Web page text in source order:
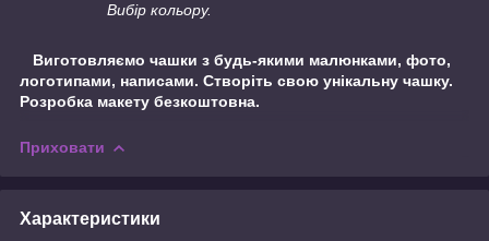
Вибір кольору.
Виготовляємо чашки з будь-якими малюнками, фото,
логотипами, написами. Створіть свою унікальну чашку.
Розробка макету безкоштовна.
Приховати
Характеристики